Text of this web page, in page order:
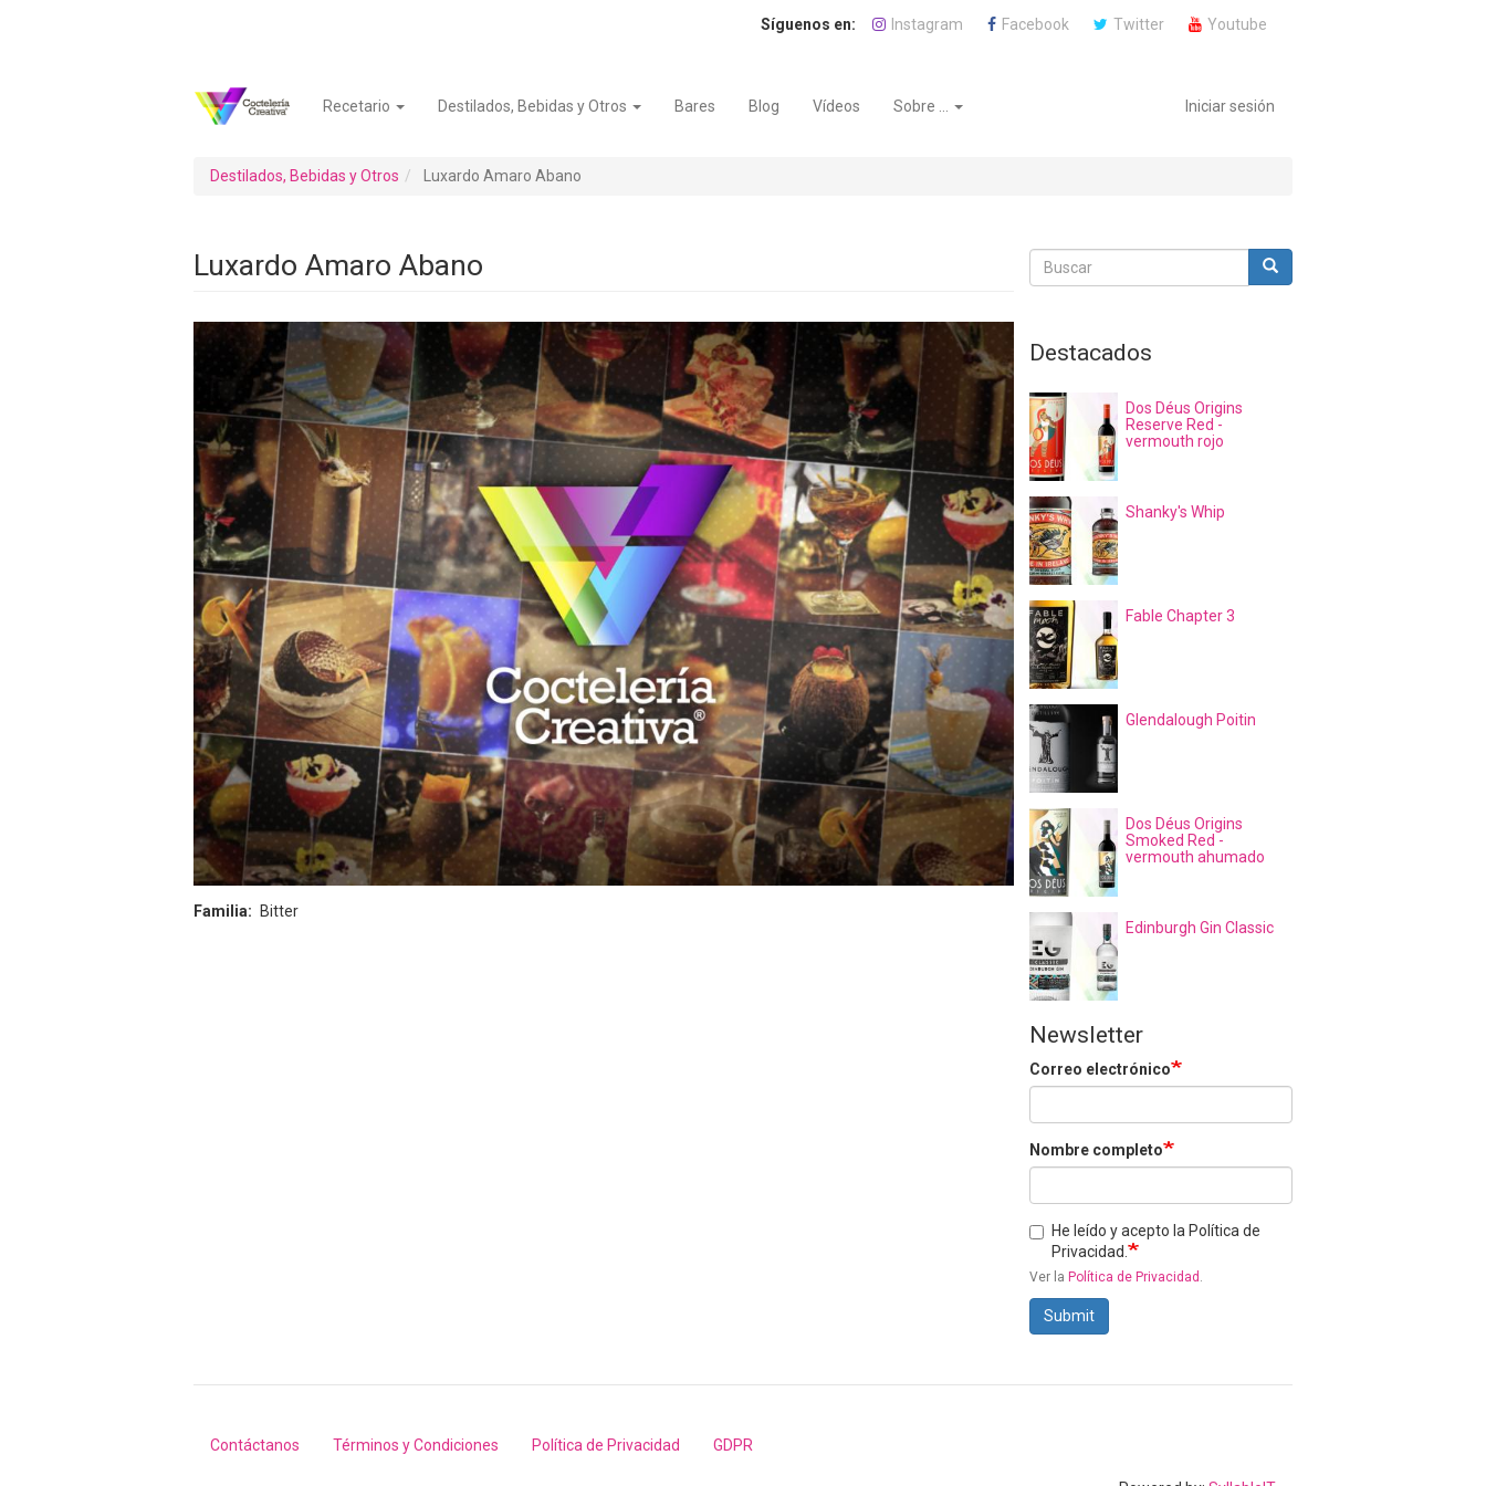
Instagram Facebook Twitter Youtube
NavegaciónRecetario Destilados, Bebidas y Otros Bares Blog Vídeos Sobre ...
Menú
cuenta
de
Iniciar sesión
Destilados, Bebidas y Otros Luxardo Amaro Abano
Luxardo Amaro Abano
Familia Bitter
Buscar
Buscar Buscar
Destacados
Dos Déus Origins
Reserve Red -
vermouth rojo
Shanky's Whip
Fable Chapter 3
Glendalough Poitin
Dos Déus Origins
Smoked Red -
vermouth ahumado
Edinburgh Gin Classic
Newsletter
Correo electrónico
Nombre completo
He leído y acepto la Política de
Privacidad.
Ver la Política de Privacidad .
Submit
Footer
Contáctanos Términos y Condiciones Política de Privacidad GDPR